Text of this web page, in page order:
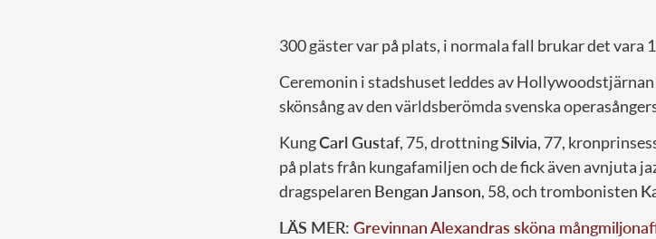
300 gäster var på plats, i normala fall brukar det vara
Ceremonin i stadshuset leddes av Hollywoodstjärnan
skönsång av den världsberömda svenska
KungCarl Gustaf, 75, drottningSilvia, 77,
på plats från kungafamiljen och de fick även avnjuta
dragspelaren Bengan Janson, 58, och trombonisten
LÄS MER: Grevinnan Alexandras sköna